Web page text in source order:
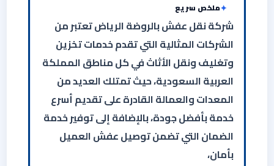
ملخص سريع
شركة نقل عفش بالروضة الرياض تعتبر من
الشركات المثالية التي تقدم خدمات تخزين
وتغليف ونقل الأثاث في كل مناطق المملكة
العربية السعودية، حيث تمتلك العديد من
المعدات والعمالة القادرة على تقديم أسرع
خدمة بأفضل جودة، بالإضافة إلى توفير خدمة
الضمان التي تضمن توصيل عفش العميل
بأمان،